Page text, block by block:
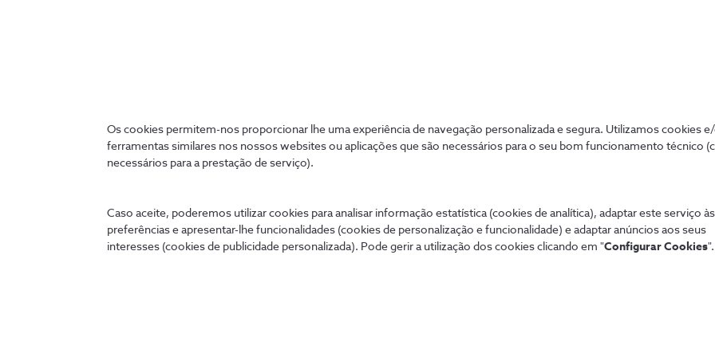
Os cookies permitem-nos proporcionar lhe uma experiência de navegação personalizada e segura. Utilizamos cookies
ferramentas similares nos nossos websites ou aplicações que são necessários para o seu bom funcionamento técnico
necessários para a prestação de serviço).
Caso aceite, poderemos utilizar cookies para analisar informação estatística (cookies de analítica), adaptar este serviço
preferências e apresentar-lhe funcionalidades (cookies de personalização e funcionalidade) e adaptar anúncios aos seus
interesses (cookies de publicidade personalizada). Pode gerir a utilização dos cookies clicando em "Configurar Cookies".
Ligados 24 horas
cómoda no seu telemóvel, tablet ou PC.
Porquê a NOS Empresas?
Receber uma proposta